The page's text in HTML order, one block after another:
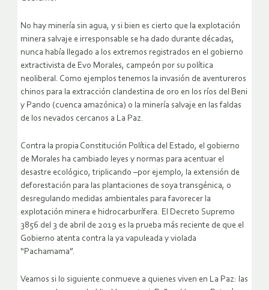
No hay minería sin agua, y si bien es cierto que la explotación
minera salvaje e irresponsable se ha dado durante décadas,
nunca había llegado a los extremos registrados en el gobierno
extractivista de Evo Morales, campeón por su política
neoliberal. Como ejemplos tenemos la invasión de aventureros
chinos para la extracción clandestina de oro en los ríos del Beni
y Pando (cuenca amazónica) o la minería salvaje en las faldas
de los nevados cercanos a La Paz.
Contra la propia Constitución Política del Estado, el gobierno
de Morales ha cambiado leyes y normas para acentuar el
desastre ecológico, triplicando –por ejemplo, la extensión de
deforestación para las plantaciones de soya transgénica, o
desregulando medidas ambientales para favorecer la
explotación minera e hidrocarburífera. El Decreto Supremo
3856 del 3 de abril de 2019 es la prueba más reciente de que el
Gobierno atenta contra la ya vapuleada y violada
“Pachamama”.
Veamos si lo siguiente conmueve a quienes viven en La Paz: las